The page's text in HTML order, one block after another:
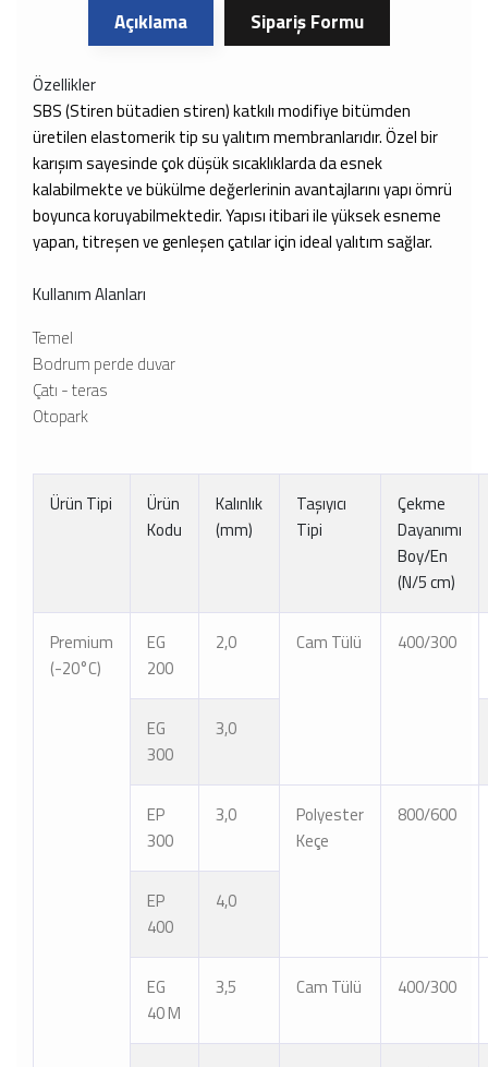
Açıklama Sipariş Formu
Özellikler
SBS (Stiren bütadien stiren) katkılı modifiye bitümden
üretilen elastomerik tip su yalıtım membranlarıdır. Özel bir
karışım sayesinde çok düşük sıcaklıklarda da esnek
kalabilmekte ve bükülme değerlerinin avantajlarını yapı ömrü
boyunca koruyabilmektedir. Yapısı itibari ile yüksek esneme
yapan, titreşen ve genleşen çatılar için ideal yalıtım sağlar.
Kullanım Alanları
Temel
Bodrum perde duvar
Çatı - teras
Otopark
Ürün Tipi
Ürün
Kodu
Kalınlık
(mm)
Taşıyıcı
Tipi
Çekme
Dayanımı
Boy/En
(N/5 cm)
Premium
(-20°C)
EG
200
2,0 Cam Tülü 400/300
EG
300
3,0
EP
300
3,0
Polyester
Keçe
800/600
EP
400
4,0
EG
40 M
3,5 Cam Tülü 400/300